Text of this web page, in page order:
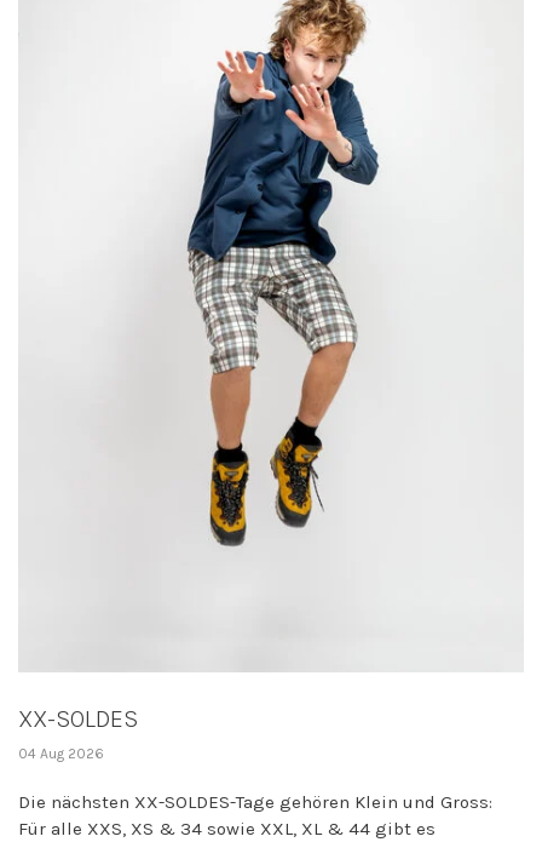
XX-SOLDES
04 Aug 2026
Die nächsten XX-SOLDES-Tage gehören Klein und Gross:
Für alle XXS, XS & 34 sowie XXL, XL & 44 gibt es